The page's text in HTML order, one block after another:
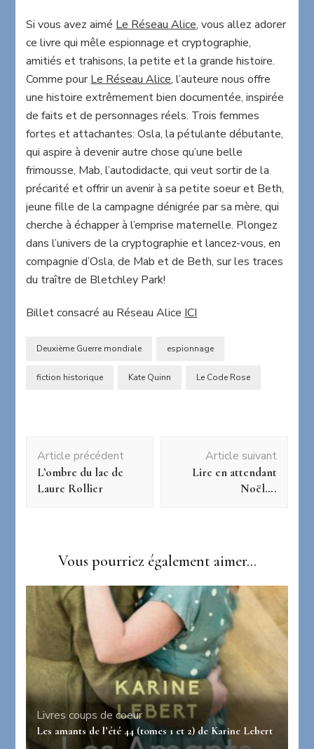
Si vous avez aimé Le Réseau Alice, vous allez adorer
ce livre qui mêle espionnage et cryptographie,
amitiés et trahisons, la petite et la grande histoire.
Comme pourLe Réseau Alice, l’auteure nous offre
une histoire extrêmement bien documentée, inspirée
de faits et de personnages réels. Trois femmes
fortes et attachantes: Osla, la pétulante débutante,
qui aspire à devenir autre chose qu’une belle
frimousse, Mab, l’autodidacte, qui veut sortir de la
précarité et offrir un avenir à sa petite soeur et Beth,
jeune fille de la campagne dénigrée par sa mère, qui
cherche à échapper à l’emprise maternelle. Plongez
dans l’univers de la cryptographie et lancez-vous, en
compagnie d’Osla, de Mab et de Beth, sur les traces
du traître de Bletchley Park!
Billet consacré au Réseau Alice ICI
Deuxième Guerre mondiale espionnage
fiction historique Kate Quinn Le Code Rose
d'article
Article précédent
L’ombre du lac de
Laure Rollier
Article suivant
Lire en attendant
Noël….
Vous pourriez également aimer...
Livres coups de coeur
Les amants de l’été 44 (tomes 1 et 2) de Karine Lebert